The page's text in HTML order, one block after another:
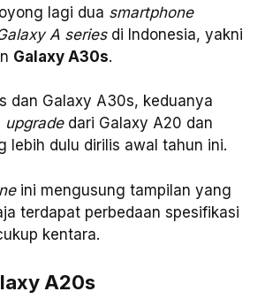
lagi dua smartphone
A series di Indonesia, yakni
Galaxy A30s.
dan Galaxy A30s, keduanya
upgrade dari Galaxy A20 dan
lebih dulu dirilis awal tahun ini.
ini mengusung tampilan yang
terdapat perbedaan spesifikasi
kentara.
A20s